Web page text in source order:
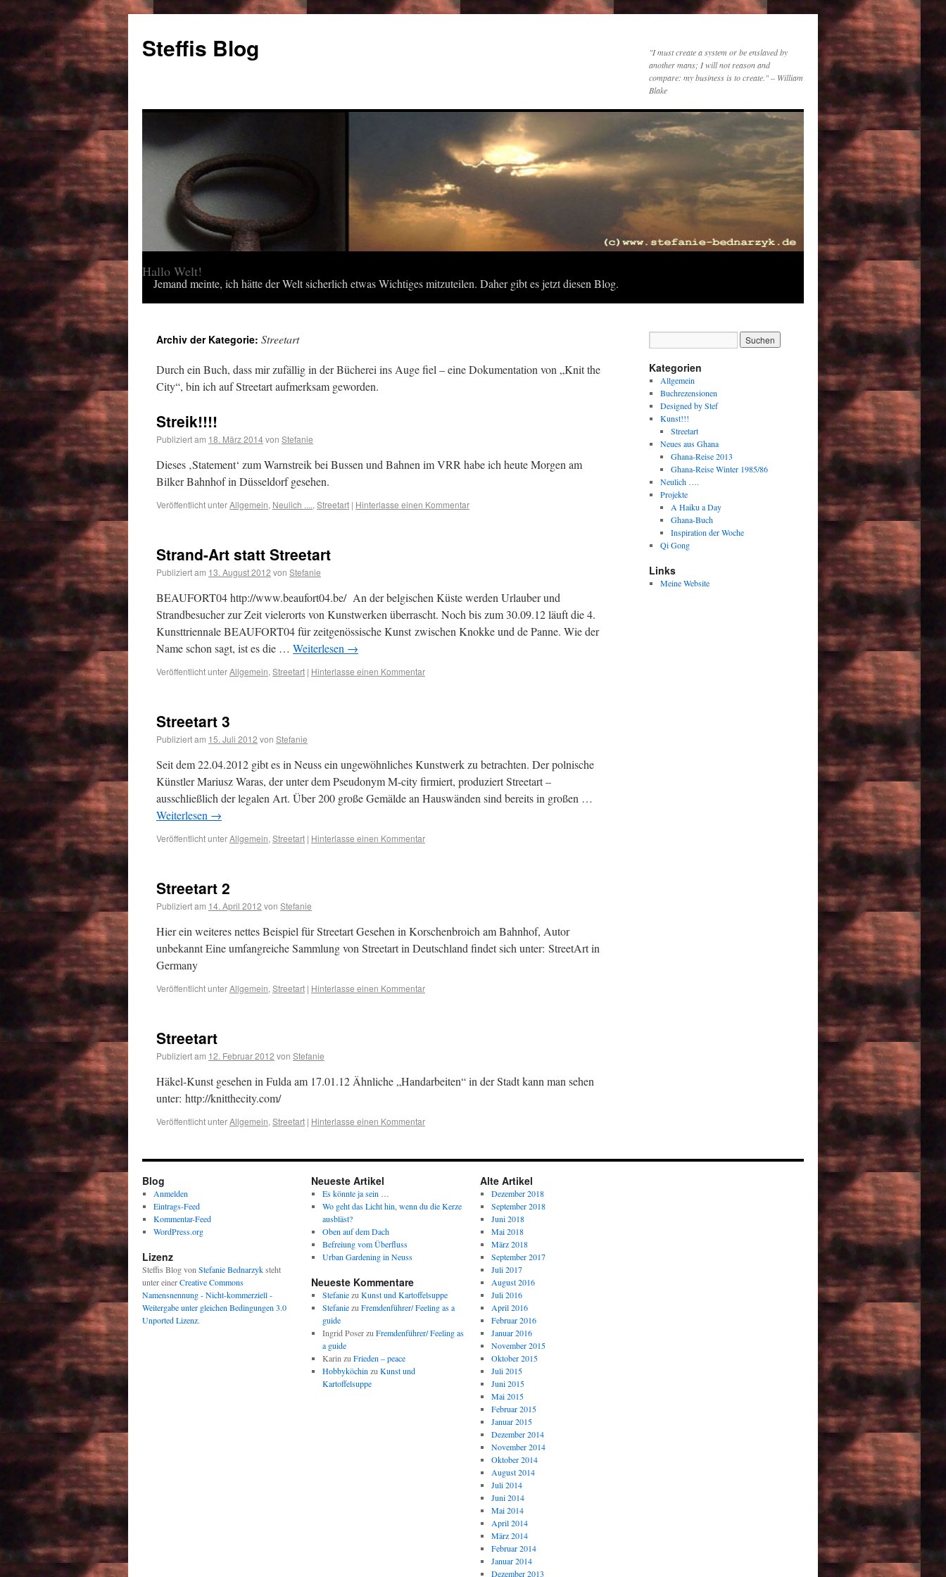
Steffis Blog
"I must create a system or be enslaved by
another mans; I will not reason and
compare: my business is to create." – William
Blake
Hallo Welt!
Jemand meinte, ich hätte der Welt sicherlich etwas Wichtiges mitzuteilen. Daher gibt es jetzt diesen Blog.
Archiv der Kategorie: Streetart
Durch ein Buch, dass mir zufällig in der Bücherei ins Auge fiel – eine Dokumentation von „Knit the
City“, bin ich auf Streetart aufmerksam geworden.
Streik!!!!
Publiziert am 18. März 2014von Stefanie
Dieses ‚Statement‘ zum Warnstreik bei Bussen und Bahnen im VRR habe ich heute Morgen am
Bilker Bahnhof in Düsseldorf gesehen.
Veröffentlicht unterAllgemein, Neulich ...., Streetart | Hinterlasse einen Kommentar
Strand-Art statt Streetart
Publiziert am 13. August 2012 von Stefanie
BEAUFORT04 http://www.beaufort04.be/ An der belgischen Küste werden Urlauber und
Strandbesucher zur Zeit vielerorts von Kunstwerken überrascht. Noch bis zum 30.09.12 läuft die 4.
Kunsttriennale BEAUFORT04 für zeitgenössische Kunst zwischen Knokke und de Panne. Wie der
Name schon sagt, ist es die … Weiterlesen →
Veröffentlicht unterAllgemein, Streetart | Hinterlasse einen Kommentar
Streetart 3
Publiziert am 15. Juli 2012 von Stefanie
Seit dem 22.04.2012 gibt es in Neuss ein ungewöhnliches Kunstwerk zu betrachten. Der polnische
Künstler Mariusz Waras, der unter dem Pseudonym M-city firmiert, produziert Streetart –
ausschließlich der legalen Art. Über 200 große Gemälde an Hauswänden sind bereits in großen …
Weiterlesen →
Veröffentlicht unterAllgemein, Streetart | Hinterlasse einen Kommentar
Streetart 2
Publiziert am 14. April 2012 von Stefanie
Hier ein weiteres nettes Beispiel für Streetart Gesehen in Korschenbroich am Bahnhof, Autor
unbekannt Eine umfangreiche Sammlung von Streetart in Deutschland findet sich unter: StreetArt in
Germany
Veröffentlicht unterAllgemein, Streetart | Hinterlasse einen Kommentar
Streetart
Publiziert am 12. Februar 2012 von Stefanie
Häkel-Kunst gesehen in Fulda am 17.01.12 Ähnliche „Handarbeiten“ in der Stadt kann man sehen
unter: http://knitthecity.com/
Veröffentlicht unterAllgemein, Streetart | Hinterlasse einen Kommentar
Kategorien
Allgemein
Buchrezensionen
Designed by Stef
Kunst!!!
Streetart
Neues aus Ghana
Ghana-Reise 2013
Ghana-Reise Winter 1985/86
Neulich ….
Projekte
A Haiku a Day
Ghana-Buch
Inspiration der Woche
Qi Gong
Links
Meine Website
Blog
Anmelden
Eintrags-Feed
Kommentar-Feed
WordPress.org
Lizenz
Steffis Blogvon Stefanie Bednarzyksteht
unter einerCreative Commons
Namensnennung - Nicht-kommerziell -
Weitergabe unter gleichen Bedingungen 3.0
Unported Lizenz.
Neueste Artikel
Es könnte ja sein …
Wo geht das Licht hin, wenn du die Kerze
ausbläst?
Oben auf dem Dach
Befreiung vom Überfluss
Urban Gardening in Neuss
Neueste Kommentare
Stefaniezu Kunst und Kartoffelsuppe
Stefaniezu Fremdenführer/ Feeling as a
guide
Ingrid Poserzu Fremdenführer/ Feeling as
a guide
Karin zu Frieden – peace
Hobbyköchin zu Kunst und
Kartoffelsuppe
Alte Artikel
Dezember 2018
September 2018
Juni 2018
Mai 2018
März 2018
September 2017
Juli 2017
August 2016
Juli 2016
April 2016
Februar 2016
Januar 2016
November 2015
Oktober 2015
Juli 2015
Juni 2015
Mai 2015
Februar 2015
Januar 2015
Dezember 2014
November 2014
Oktober 2014
August 2014
Juli 2014
Juni 2014
Mai 2014
April 2014
März 2014
Februar 2014
Januar 2014
Dezember 2013